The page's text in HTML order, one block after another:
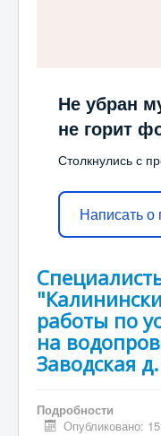
Не убран
не горит
Столкнулись с
Написать о
работы по
на
Заводская
Подробности
Опубликовано: